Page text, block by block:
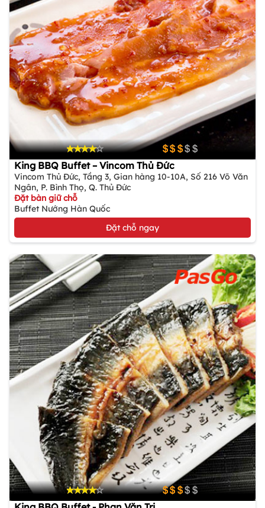
King BBQ Buffet – Vincom Thủ Đức
Vincom Thủ Đức, Tầng 3, Gian hàng 10-10A, Số 216 Võ Văn
Ngân, P. Bình Thọ, Q. Thủ Đức
Đặt bàn giữ chỗ
Buffet Nướng Hàn Quốc
Đặt chỗ ngay